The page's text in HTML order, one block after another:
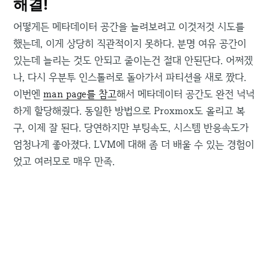
해결!
어떻게든 메타데이터 공간을 늘려보려고 이것저것 시도를
했는데, 이게 상당히 직관적이지 못하다. 분명 여유 공간이
있는데 늘리는 것도 안되고 줄이는건 절대 안된단다. 어쩌겠
나, 다시 우분투 인스톨러로 돌아가서 파티션을 새로 짰다.
이번엔man page를 참고해서 메타데이터 공간도 완전 넉넉
하게 할당해줬다. 동일한 방법으로 Proxmox도 올리고 복
구, 이제 잘 된다. 당연하지만 부팅속도, 시스템 반응속도가
엄청나게 좋아졌다. LVM에 대해 좀 더 배울 수 있는 경험이
었고 여러모로 매우 만족.